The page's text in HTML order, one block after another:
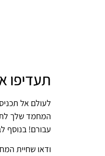
תעדיפו
לעולם אל
המחמד שלך
עבורם! בנוסף
ודאו שחיית